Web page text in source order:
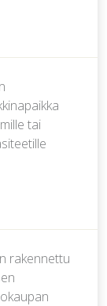
tai
rakennettu